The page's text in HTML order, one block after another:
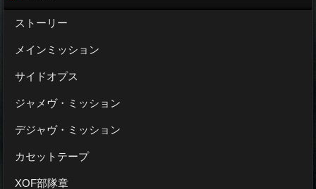
ストーリー
メインミッション
サイドオプス
ジャメヴ・ミッション
デジャヴ・ミッション
カセットテープ
XOF部隊章